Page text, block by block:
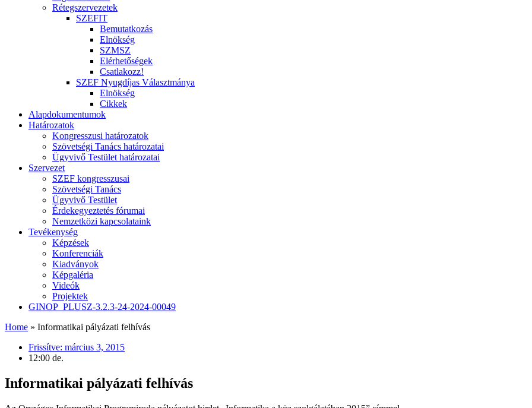
Rétegszervezetek
SZEFIT
Bemutatkozás
Elnökség
SZMSZ
Elérhetőségek
Csatlakozz!
SZEF Nyugdíjas Választmánya
Elnökség
Cikkek
Alapdokumentumok
Határozatok
Kongresszusi határozatok
Szövetségi Tanács határozatai
Ügyvivő Testület határozatai
Szervezet
SZEF kongresszusai
Szövetségi Tanács
Ügyvivő Testület
Érdekegyeztetés fórumai
Nemzetközi kapcsolataink
Tevékenység
Képzések
Konferenciák
Kiadványok
Képgaléria
Videók
Projektek
GINOP_PLUSZ-3.2.3-24-2024-00049
Home » Informatikai pályázati felhívás
Frissítve: március 3, 2015
12:00 de.
Informatikai pályázati felhívás